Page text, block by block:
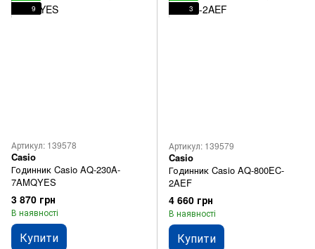
9
Артикул: 139578
Casio
Годинник Casio AQ-230A-
7AMQYES
3 870 грн
В наявності
Купити
3
Артикул: 139579
Casio
Годинник Casio AQ-800EC-
2AEF
4 660 грн
В наявності
Купити